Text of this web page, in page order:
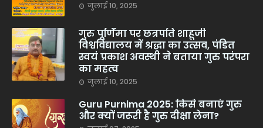
जुलाई 10, 2025
गुरु पूर्णिमा पर छत्रपति शाहूजी
विश्वविद्यालय में श्रद्धा का उत्सव, पंडित
स्वयं प्रकाश अवस्थी ने बताया गुरु परंपरा
का महत्व
जुलाई 10, 2025
Guru Purnima 2025: किसे बनाएं गुरु
और क्यों जरूरी है गुरु दीक्षा लेना?